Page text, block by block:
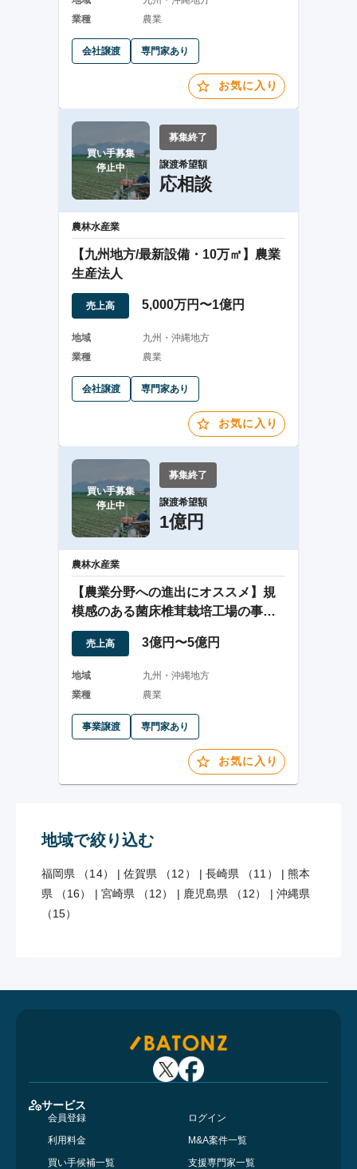
業種
農業
会社譲渡 専門家あり
お気に入り
買い手募集
停止中
募集終了
譲渡希望額
応相談
農林水産業
【九州地方/最新設備・10万㎡】農業
生産法人
売上高 5,000万円〜1億円
地域
九州・沖縄地方
業種
農業
会社譲渡 専門家あり
お気に入り
買い手募集
停止中
募集終了
譲渡希望額
1億円
農林水産業
【農業分野への進出にオススメ】規
模感のある菌床椎茸栽培工場の事業
譲渡
売上高 3億円〜5億円
地域
九州・沖縄地方
業種
農業
事業譲渡 専門家あり
お気に入り
地域で絞り込む
福岡県 （14） | 佐賀県 （12） | 長崎県 （11） | 熊本
県 （16）
| 宮崎県 （12） | 鹿児島県 （12） | 沖縄県
（15）
サービス
会員登録
ログイン
利用料金
M&A案件一覧
買い手候補一覧
支援専門家一覧